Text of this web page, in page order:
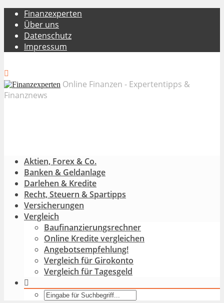
Finanzexperten
Über uns
Datenschutz
Impressum
Online Finanzen - Expertentipps &
Finanznews
Aktien, Forex & Co.
Banken & Geldanlage
Darlehen & Kredite
Recht, Steuern & Spartipps
Versicherungen
Vergleich
Baufinanzierungsrechner
Online Kredite vergleichen
Angebotsempfehlung!
Vergleich für Girokonto
Vergleich für Tagesgeld